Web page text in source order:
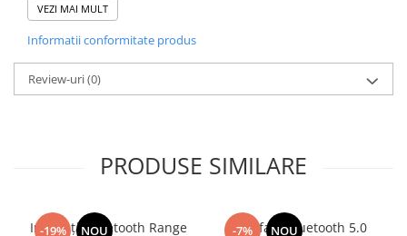
APTX/APTX-LL/APTX-HD.
Plug-and-Play
Utilizați butoanele melodiilor de pe volan pentru a
VEZI MAI MULT
Informatii conformitate produs
Review-uri(0)
PRODUSE SIMILARE
-19% NOU
Interfață Bluetooth Range
-7% NOU
Interfata Bluetooth 5.0